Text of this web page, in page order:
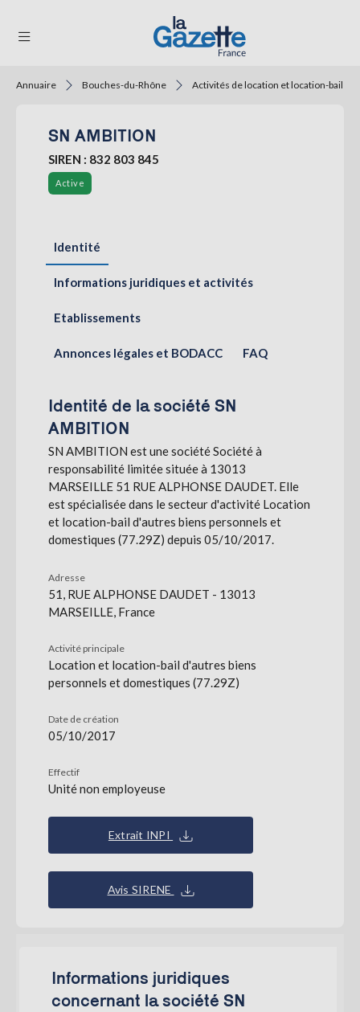
RÉGIONS
FORMATS
SERVICES
connecter
S'abonner
Annuaire Bouches-du-Rhône Activités de location et location-bail
SN AMBITION
SIREN : 832 803 845
Active
Identité
Informations juridiques et activités
Etablissements
Annonces légales et BODACC FAQ
Identité de la société SN
AMBITION
SN AMBITION est une société Société à
responsabilité limitée située à 13013
MARSEILLE 51 RUE ALPHONSE DAUDET. Elle
est spécialisée dans le secteur d'activité Location
et location-bail d'autres biens personnels et
domestiques (77.29Z) depuis 05/10/2017.
Adresse
51, RUE ALPHONSE DAUDET - 13013
MARSEILLE, France
Activité principale
Location et location-bail d'autres biens
personnels et domestiques (77.29Z)
Date de création
05/10/2017
Effectif
Unité non employeuse
Extrait INPI
Avis SIRENE
Informations juridiques
concernant la société SN